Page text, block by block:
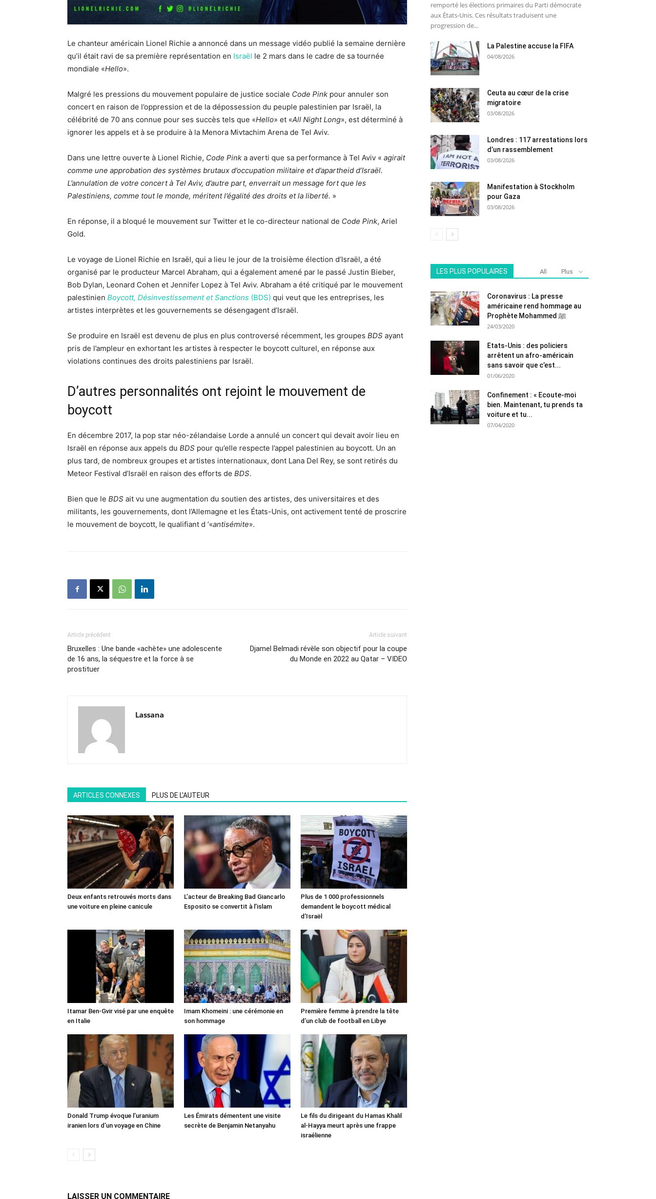
Le chanteur américain Lionel Richie a annoncé dans un message vidéo publié la semaine dernière
qu’il était ravi de sa première représentation en Israël le 2 mars dans le cadre de sa tournée
mondiale «Hello».
Malgré les pressions du mouvement populaire de justice sociale Code Pink pour annuler son
concert en raison de l’oppression et de la dépossession du peuple palestinien par Israël, la
célébrité de 70 ans connue pour ses succès tels que «Hello» et «All Night Long», est déterminé à
ignorer les appels et à se produire à la Menora Mivtachim Arena de Tel Aviv.
Dans une lettre ouverte à Lionel Richie, Code Pink a averti que sa performance à Tel Aviv « agirait
comme une approbation des systèmes brutaux d’occupation militaire et d’apartheid d’Israël.
L’annulation de votre concert à Tel Aviv, d’autre part, enverrait un message fort que les
Palestiniens, comme tout le monde, méritent l’égalité des droits et la liberté. »
En réponse, il a bloqué le mouvement sur Twitter et le co-directeur national de Code Pink, Ariel
Gold.
Le voyage de Lionel Richie en Israël, qui a lieu le jour de la troisième élection d’Israël, a été
organisé par le producteur Marcel Abraham, qui a également amené par le passé Justin Bieber,
Bob Dylan, Leonard Cohen et Jennifer Lopez à Tel Aviv. Abraham a été critiqué par le mouvement
palestinien Boycott, Désinvestissement et Sanctions (BDS) qui veut que les entreprises, les
artistes interprètes et les gouvernements se désengagent d’Israël.
Se produire en Israël est devenu de plus en plus controversé récemment, les groupes BDS ayant
pris de l’ampleur en exhortant les artistes à respecter le boycott culturel, en réponse aux
violations continues des droits palestiniens par Israël.
D’autres personnalités ont rejoint le mouvement de
boycott
En décembre 2017, la pop star néo-zélandaise Lorde a annulé un concert qui devait avoir lieu en
Israël en réponse aux appels du BDS pour qu’elle respecte l’appel palestinien au boycott. Un an
plus tard, de nombreux groupes et artistes internationaux, dont Lana Del Rey, se sont retirés du
Meteor Festival d’Israël en raison des efforts de BDS.
Bien que le BDS ait vu une augmentation du soutien des artistes, des universitaires et des
militants, les gouvernements, dont l’Allemagne et les États-Unis, ont activement tenté de proscrire
le mouvement de boycott, le qualifiant d ‘«antisémite».
Article précédent
Bruxelles : Une bande «achète» une adolescente
de 16 ans, la séquestre et la force à se
prostituer
Article suivant
Djamel Belmadi révèle son objectif pour la coupe
du Monde en 2022 au Qatar – VIDEO
Lassana
ARTICLES CONNEXES PLUS DE L'AUTEUR
Deux enfants retrouvés morts dans
une voiture en pleine canicule
L’acteur de Breaking Bad Giancarlo
Esposito se convertit à l’islam
Plus de 1 000 professionnels
demandent le boycott médical
d’Israël
Itamar Ben-Gvir visé par une enquête
en Italie
Imam Khomeini : une cérémonie en
son hommage
Première femme à prendre la tête
d’un club de football en Libye
Donald Trump évoque l’uranium
iranien lors d’un voyage en Chine
Les Émirats démentent une visite
secrète de Benjamin Netanyahu
Le fils du dirigeant du Hamas Khalil
al-Hayya meurt après une frappe
israélienne
LAISSER UN COMMENTAIRE
remporté les élections primaires du Parti démocrate
aux États-Unis. Ces résultats traduisent une
progression de...
La Palestine accuse la FIFA
04/08/2026
Ceuta au cœur de la crise
migratoire
03/08/2026
Londres : 117 arrestations lors
d’un rassemblement
03/08/2026
Manifestation à Stockholm
pour Gaza
03/08/2026
LES PLUS POPULAIRES All Plus
Coronavirus : La presse
américaine rend hommage au
Prophète Mohammed ﷺ
24/03/2020
Etats-Unis : des policiers
arrêtent un afro-américain
sans savoir que c’est...
01/06/2020
Confinement : « Ecoute-moi
bien. Maintenant, tu prends ta
voiture et tu...
07/04/2020